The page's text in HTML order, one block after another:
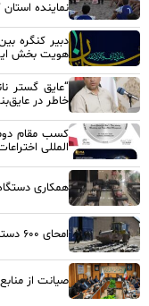
نماینده
دبیر کنگره
هویت بخش
“عایق گستر
خاطر در
کسب مقام
المللی
همکاری
امحای ۶۰۰ دستگاه ماینر غیرمجاز در استان مرکزی
صیانت از